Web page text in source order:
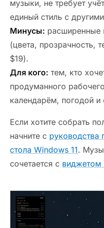
музыки, не требует
единый стиль с
Минусы: расширенные
(цвета, прозрачность,
$19).
Для кого: тем, кто
продуманного
календарём, погодой
Если хотите собрать
начните с руководства
стола Windows 11.
сочетается с виджетом